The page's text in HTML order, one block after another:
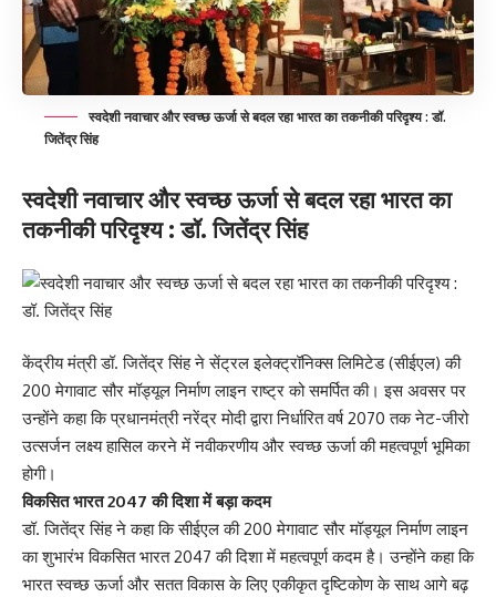
स्वदेशी नवाचार और स्वच्छ ऊर्जा से बदल रहा भारत का तकनीकी परिदृश्य : डॉ.
जितेंद्र सिंह
स्वदेशी नवाचार और स्वच्छ ऊर्जा से बदल रहा भारत का
तकनीकी परिदृश्य : डॉ. जितेंद्र सिंह
केंद्रीय मंत्री डॉ. जितेंद्र सिंह ने सेंट्रल इलेक्ट्रॉनिक्स लिमिटेड (सीईएल) की
200 मेगावाट सौर मॉड्यूल निर्माण लाइन राष्ट्र को समर्पित की। इस अवसर पर
उन्होंने कहा कि प्रधानमंत्री नरेंद्र मोदी द्वारा निर्धारित वर्ष 2070 तक नेट-जीरो
उत्सर्जन लक्ष्य हासिल करने में नवीकरणीय और स्वच्छ ऊर्जा की महत्वपूर्ण भूमिका
होगी।
विकसित भारत 2047 की दिशा में बड़ा कदम
डॉ. जितेंद्र सिंह ने कहा कि सीईएल की 200 मेगावाट सौर मॉड्यूल निर्माण लाइन
का शुभारंभ विकसित भारत 2047 की दिशा में महत्वपूर्ण कदम है। उन्होंने कहा कि
भारत स्वच्छ ऊर्जा और सतत विकास के लिए एकीकृत दृष्टिकोण के साथ आगे बढ़